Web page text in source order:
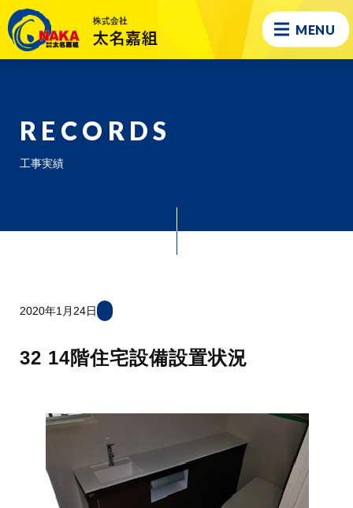
MENU
RECORDS
工事実績
2020年1月24日
32 14階住宅設備設置状況